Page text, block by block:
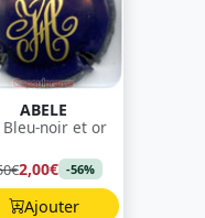
ABELE
Bleu-noir et or
2,00€ -56%
Ajouter